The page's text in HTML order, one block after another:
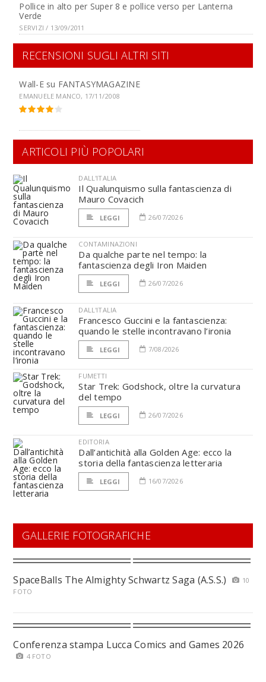
Pollice in alto per Super 8 e pollice verso per Lanterna
Verde
SERVIZI / 13/09/2011
RECENSIONI SUGLI ALTRI SITI
Wall-E su FANTASYMAGAZINE
EMANUELE MANCO, 17/11/2008
ARTICOLI PIÙ POPOLARI
DALL'ITALIA
Il Qualunquismo sulla fantascienza di
Mauro Covacich
LEGGI 26/07/2026
CONTAMINAZIONI
Da qualche parte nel tempo: la
fantascienza degli Iron Maiden
LEGGI 26/07/2026
DALL'ITALIA
Francesco Guccini e la fantascienza:
quando le stelle incontravano l’ironia
LEGGI 7/08/2026
FUMETTI
Star Trek: Godshock, oltre la curvatura
del tempo
LEGGI 26/07/2026
EDITORIA
Dall’antichità alla Golden Age: ecco la
storia della fantascienza letteraria
LEGGI 16/07/2026
GALLERIE FOTOGRAFICHE
SpaceBalls The Almighty Schwartz Saga (A.S.S.)
10
FOTO
Conferenza stampa Lucca Comics and Games 2026
4 FOTO